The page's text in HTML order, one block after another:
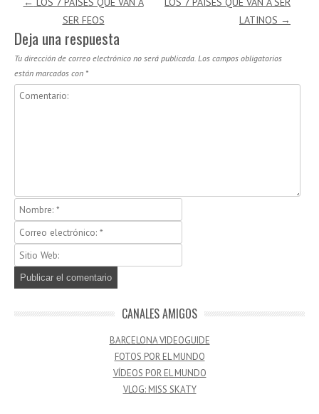
SER FEOS
LATINOS →
Deja una respuesta
Tu dirección de correo electrónico no será publicada. Los campos obligatorios
están marcados con *
CANALES AMIGOS
BARCELONA VIDEOGUIDE
FOTOS POR EL MUNDO
VÍDEOS POR EL MUNDO
VLOG: MISS SKATY